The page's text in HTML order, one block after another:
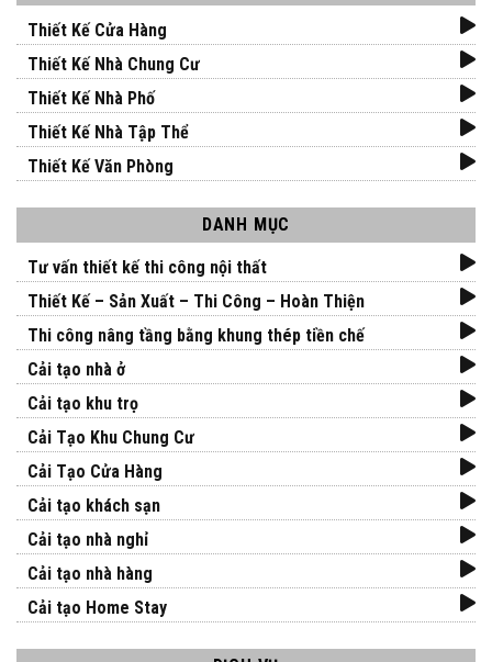
Thiết Kế Cửa Hàng
Thiết Kế Nhà Chung Cư
Thiết Kế Nhà Phố
Thiết Kế Nhà Tập Thể
Thiết Kế Văn Phòng
DANH MỤC
Tư vấn thiết kế thi công nội thất
Thiết Kế – Sản Xuất – Thi Công – Hoàn Thiện
Thi công nâng tầng bằng khung thép tiền chế
Cải tạo nhà ở
Cải tạo khu trọ
Cải Tạo Khu Chung Cư
Cải Tạo Cửa Hàng
Cải tạo khách sạn
Cải tạo nhà nghỉ
Cải tạo nhà hàng
Cải tạo Home Stay